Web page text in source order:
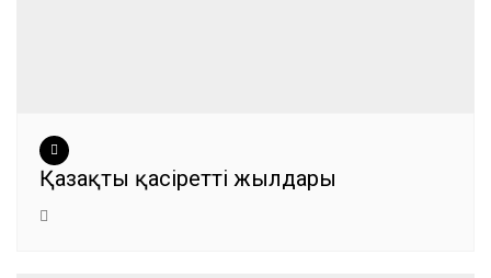
Қазақтың қасіретті жылдары